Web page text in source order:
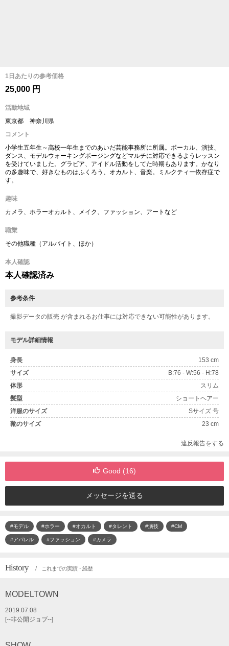
1日あたりの参考価格
25,000 円
活動地域
東京都 神奈川県
コメント
小学生五年生～高校一年生までのあいだ芸能事務所に所属。ボーカル、演技、
ダンス、モデルウォーキングポージングなどマルチに対応できるようレッスン
を受けていました。グラビア、アイドル活動をしてた時期もあります。かなり
の多趣味で、好きなものはふくろう、オカルト、音楽。ミルクティー依存症で
す。
趣味
カメラ、ホラーオカルト、メイク、ファッション、アートなど
職業
その他職種（アルバイト、ほか）
本人確認
本人確認済み
参考条件
撮影データの販売 が含まれるお仕事には対応できない可能性があります。
モデル詳細情報
身長
153 cm
サイズ
B:76 - W:56 - H:78
体形
スリム
髪型
ショートヘアー
洋服のサイズ
Sサイズ 号
靴のサイズ
23 cm
違反報告をする
Good (16)
メッセージを送る
#モデル #ホラー #オカルト #タレント #演技 #CM
#アパレル #ファッション #カメラ
History / これまでの実績・経歴
MODELTOWN
2019.07.08
[--非公開ジョブ--]